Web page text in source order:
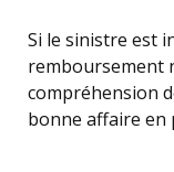
Si le sinistre est
remboursement
compréhension
bonne affaire en